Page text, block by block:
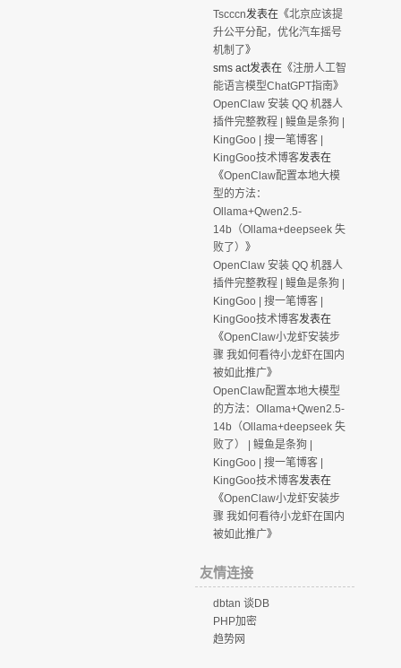
Tscccn发表在《北京应该提
升公平分配，优化汽车摇号
机制了》
sms act发表在《注册人工智
能语言模型ChatGPT指南》
OpenClaw 安装 QQ 机器人
插件完整教程 | 鳗鱼是条狗 |
KingGoo | 搜一笔博客 |
KingGoo技术博客发表在
《OpenClaw配置本地大模
型的方法：
Ollama+Qwen2.5-
14b（Ollama+deepseek 失
败了）
》
OpenClaw 安装 QQ 机器人
插件完整教程 | 鳗鱼是条狗 |
KingGoo | 搜一笔博客 |
KingGoo技术博客发表在
《OpenClaw小龙虾安装步
骤 我如何看待小龙虾在国内
被如此推广》
OpenClaw配置本地大模型
的方法：Ollama+Qwen2.5-
14b（Ollama+deepseek 失
败了） | 鳗鱼是条狗 |
KingGoo | 搜一笔博客 |
KingGoo技术博客发表在
《OpenClaw小龙虾安装步
骤 我如何看待小龙虾在国内
被如此推广》
友情连接
dbtan 谈DB
PHP加密
趋势网